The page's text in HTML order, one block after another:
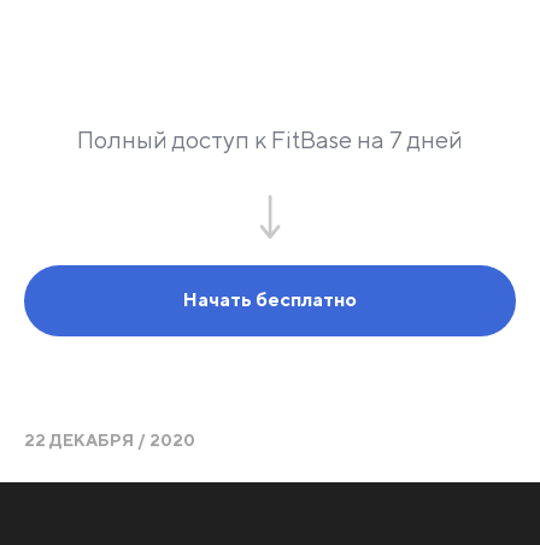
Полный доступ к FitBase на 7 дней
Начать бесплатно
22 ДЕКАБРЯ / 2020